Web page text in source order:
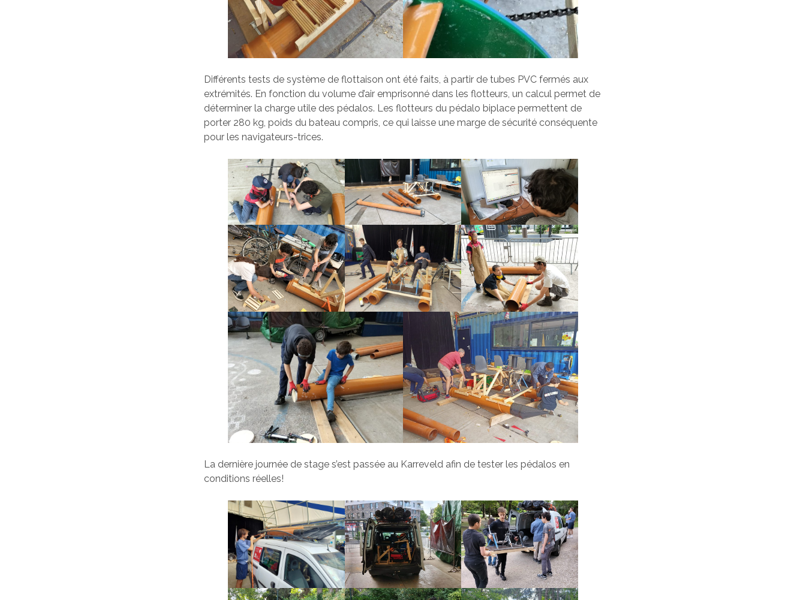
Différents tests de système de flottaison ont été faits, à partir de tubes PVC fermés aux
extrémités. En fonction du volume d’air emprisonné dans les flotteurs, un calcul permet de
déterminer la charge utile des pédalos. Les flotteurs du pédalo biplace permettent de
porter 280 kg, poids du bateau compris, ce qui laisse une marge de sécurité conséquente
pour les navigateurs-trices.
La dernière journée de stage s’est passée au Karreveld afin de tester les pédalos en
conditions réelles!